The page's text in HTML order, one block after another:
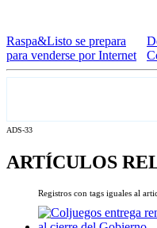
Raspa&Listo se prepara
para venderse por Internet
ADS-33
ARTÍCULOS
Registros con tags iguales al